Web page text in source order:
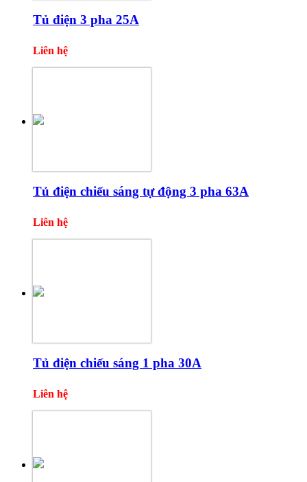
Tủ điện 3 pha 25A
Liên hệ
Tủ điện chiếu sáng tự động 3 pha 63A
Liên hệ
Tủ điện chiếu sáng 1 pha 30A
Liên hệ